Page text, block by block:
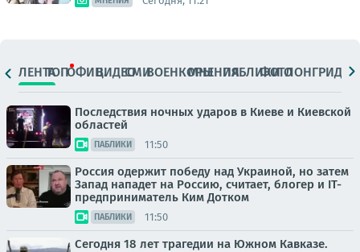
ЛЕНТАТОПОФИЦ.ВИДЕОСМИВОЕНКОРЫМНЕНИЯПАБЛИКИ
ФОТОЛОНГРИДЫ
Последствия ночных ударов в Киеве и Киевской
областей
ПАБЛИКИ 11:50
Россия одержит победу над Украиной, но затем
Запад нападет на Россию, считает, блогер и IT-
предприниматель Ким Дотком
ПАБЛИКИ 11:50
Сегодня 18 лет трагедии на Южном Кавказе.